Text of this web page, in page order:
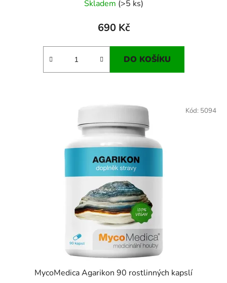
Skladem (>5 ks)
690 Kč
DO KOŠÍKU
MycoMedica Agarikon 90 rostlinných kapslí
Kód: 5094